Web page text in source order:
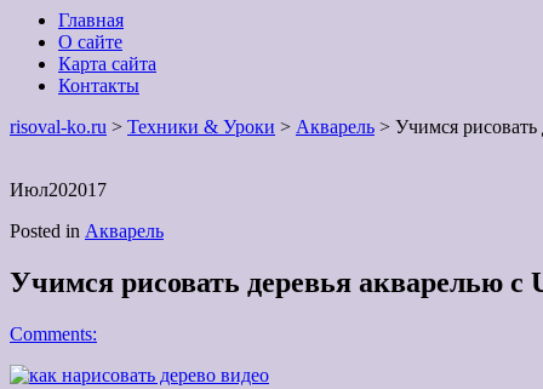
Главная
О сайте
Карта сайта
Контакты
risoval-ko.ru > Техники & Уроки > Акварель > Учимся рисовать
Июл202017
Posted in Акварель
Учимся рисовать деревья акварелью с
Comments: